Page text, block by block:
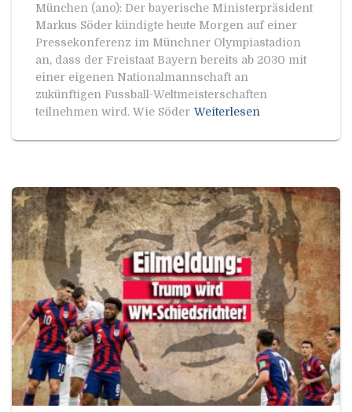
München (ano): Der bayerische Ministerpräsident
Markus Söder kündigte heute Morgen auf einer
Pressekonferenz im Münchner Olympiastadion
an, dass der Freistaat Bayern bereits ab 2030 mit
einer eigenen Nationalmannschaft an
zukünftigen Fussball-Weltmeisterschaften
teilnehmen wird. Wie Söder Weiterlesen